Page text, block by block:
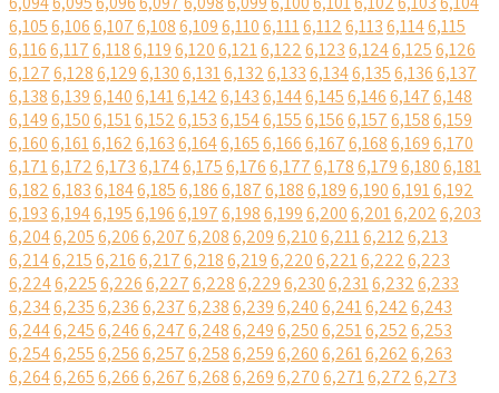
6,1056,1066,1076,1086,1096,1106,1116,1126,1136,1146,115
6,1166,1176,1186,1196,1206,1216,1226,1236,1246,1256,126
6,1276,1286,1296,1306,1316,1326,1336,1346,1356,1366,137
6,1386,1396,1406,1416,1426,1436,1446,1456,1466,1476,148
6,1496,1506,1516,1526,1536,1546,1556,1566,1576,1586,159
6,1606,1616,1626,1636,1646,1656,1666,1676,1686,1696,170
6,1716,1726,1736,1746,1756,1766,1776,1786,1796,1806,181
6,1826,1836,1846,1856,1866,1876,1886,1896,1906,1916,192
6,1936,1946,1956,1966,1976,1986,1996,2006,2016,2026,203
6,2046,2056,2066,2076,2086,2096,2106,2116,2126,213
6,2146,2156,2166,2176,2186,2196,2206,2216,2226,223
6,2246,2256,2266,2276,2286,2296,2306,2316,2326,233
6,2346,2356,2366,2376,2386,2396,2406,2416,2426,243
6,2446,2456,2466,2476,2486,2496,2506,2516,2526,253
6,2546,2556,2566,2576,2586,2596,2606,2616,2626,263
6,2646,2656,2666,2676,2686,2696,2706,2716,2726,273